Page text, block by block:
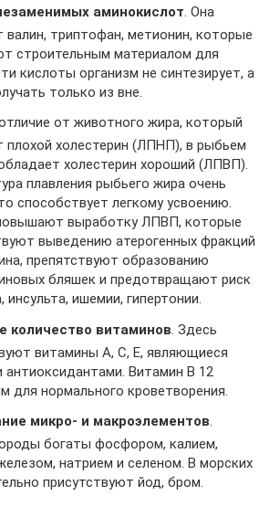
аминокислот . Она
валин, триптофан, метионин, которые
строительным материалом для
кислоты организм не синтезирует, а
только из вне.
от животного жира, который
плохой холестерин (ЛПНП), в рыбьем
холестерин хороший (ЛПВП).
плавления рыбьего жира очень
способствует легкому усвоению.
выработку ЛПВП, которые
выведению атерогенных фракций
препятствуют образованию
бляшек и предотвращают риск
инсульта, ишемии, гипертонии.
количество витаминов . Здесь
витамины А, С, Е, являющиеся
Витамин В 12
для нормального кроветворения.
микро- и макроэлементов.
богаты фосфором, калием,
натрием и селеном. В морских
присутствуют йод, бром.